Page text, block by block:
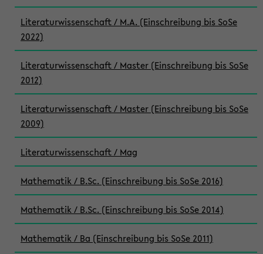
Literaturwissenschaft / M.A. (Einschreibung bis SoSe
2022)
Literaturwissenschaft / Master (Einschreibung bis SoSe
2012)
Literaturwissenschaft / Master (Einschreibung bis SoSe
2009)
Literaturwissenschaft / Mag
Mathematik / B.Sc. (Einschreibung bis SoSe 2016)
Mathematik / B.Sc. (Einschreibung bis SoSe 2014)
Mathematik / Ba (Einschreibung bis SoSe 2011)